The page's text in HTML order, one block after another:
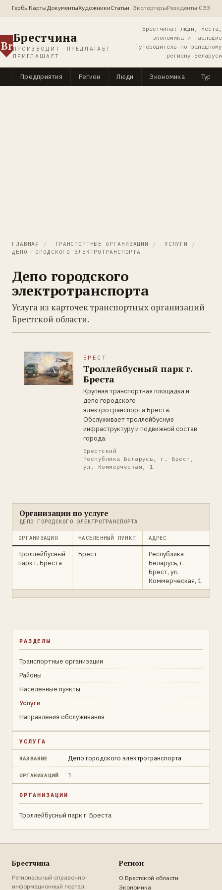
ГербыКартыДокументыХудожникиСтатьи ЭкспортерыРезиденты СЭЗ
Br
Брестчина
ПРОИЗВОДИТ · ПРЕДЛАГАЕТ ·
ПРИГЛАШАЕТ
Брестчина: люди, места,
экономика и наследие
Путеводитель по западному
региону Беларуси
Предприятия Регион Люди Экономика
ГЛАВНАЯ / ТРАНСПОРТНЫЕ ОРГАНИЗАЦИИ / УСЛУГИ
/
ДЕПО ГОРОДСКОГО ЭЛЕКТРОТРАНСПОРТА
Депо городского
электротранспорта
Услуга из карточек транспортных организаций
Брестской области.
БРЕСТ
Троллейбусный парк г.
Бреста
Крупная транспортная площадка и
депо городского
электротранспорта Бреста.
Обслуживает троллейбусную
инфраструктуру и подвижной состав
города.
Брестский
Республика Беларусь, г. Брест,
ул. Коммерческая, 1
Организации по услуге
ДЕПО ГОРОДСКОГО ЭЛЕКТРОТРАНСПОРТА
ОРГАНИЗАЦИЯ НАСЕЛЕННЫЙ ПУНКТ АДРЕС
Троллейбусный
парк г. Бреста
Брест
Республика
Беларусь, г.
Брест, ул.
Коммерческая, 1
РАЗДЕЛЫ
Транспортные организации
Районы
Населенные пункты
Услуги
Направления обслуживания
УСЛУГА
НАЗВАНИЕ Депо городского электротранспорта
ОРГАНИЗАЦИЙ 1
ОРГАНИЗАЦИИ
Троллейбусный парк г. Бреста
Брестчина
Региональный справочно-
информационный портал
Регион
О Брестской области
Экономика